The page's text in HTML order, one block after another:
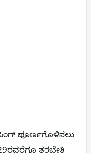
ಪೂರ್ಣಗೊಳಿಸಲು